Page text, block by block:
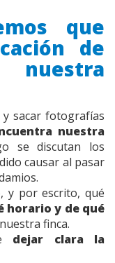
que
de
nuestra
sacar fotografías
nuestra
se discutan los
causar al pasar
y por escrito, qué
horario y de qué
finca.
dejar clara la